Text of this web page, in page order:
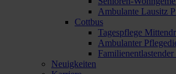
Ambulante Lausitz
Cottbus
Tagespflege
Ambulanter
Neuigkeiten